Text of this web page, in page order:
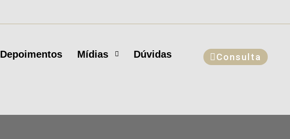
Depoimentos Mídias Dúvidas Consulta